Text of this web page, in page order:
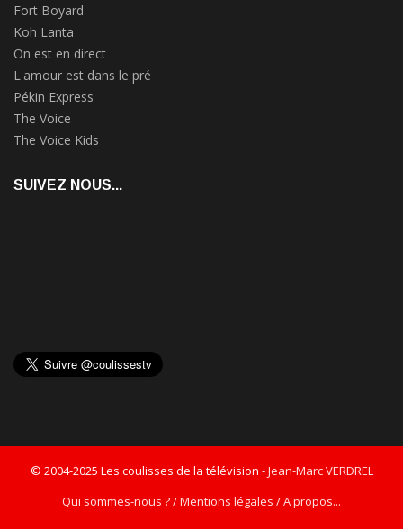
Fort Boyard
Koh Lanta
On est en direct
L'amour est dans le pré
Pékin Express
The Voice
The Voice Kids
SUIVEZ NOUS...
© 2004-2025 Les coulisses de la télévision -Jean-Marc VERDREL
Qui sommes-nous ? / Mentions légales / A propos...